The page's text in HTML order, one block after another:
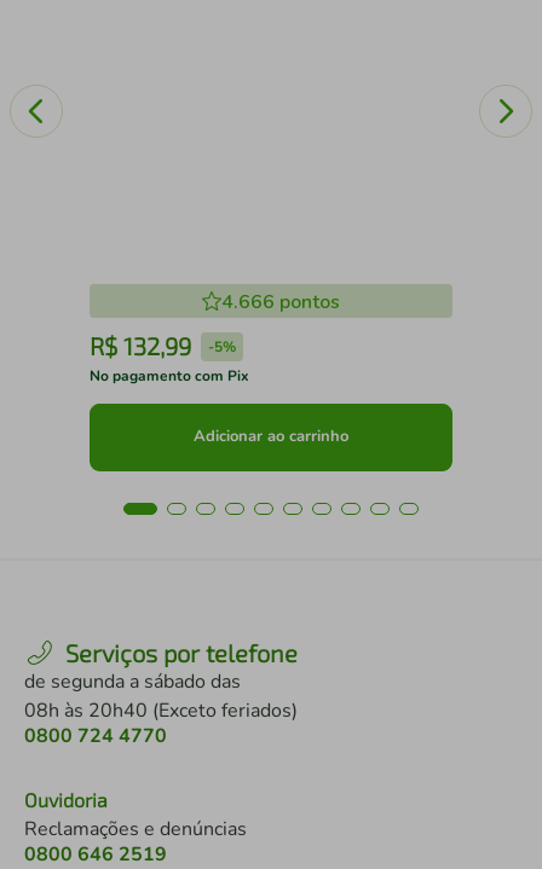
4.666 pontos
R$ 132,99 -5%
No pagamento com Pix
Adicionar ao carrinho
Serviços por telefone
de segunda a sábado das
08h às 20h40 (Exceto feriados)
0800 724 4770
Ouvidoria
Reclamações e denúncias
0800 646 2519